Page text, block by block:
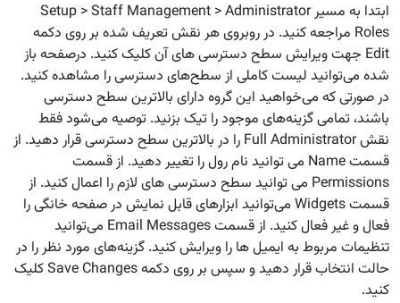
ابتدا به مسیر Setup > Staff Management > Administrator
Roles مراجعه کنید. در روبروی هر نقش تعریف شده بر روی دکمه
Edit جهت ویرایش سطح دسترسی های آن کلیک کنید. درصفحه باز
شده می‌توانید لیست کاملی از سطح‌های دسترسی را مشاهده کنید.
در صورتی که می‌خواهید این گروه دارای بالاترین سطح دسترسی
باشند، تمامی گزینه‌های موجود را تیک بزنید. توصیه می‌شود فقط
نقش Full Administrator را در بالاترین سطح دسترسی قرار دهید. از
قسمت Name می توانید نام رول را تغییر دهید. از قسمت
Permissions می توانید سطح دسترسی های لازم را اعمال کنید. از
قسمت Widgets می‌توانید ابزارهای قابل نمایش در صفحه خانگی را
فعال و غیر فعال کنید. از قسمت Email Messages می‌توانید
تنظیمات مربوط به ایمیل ها را ویرایش کنید. گزینه‌های مورد نظر را در
حالت انتخاب قرار دهید و سپس بر روی دکمه Save Changes کلیک
کنید.